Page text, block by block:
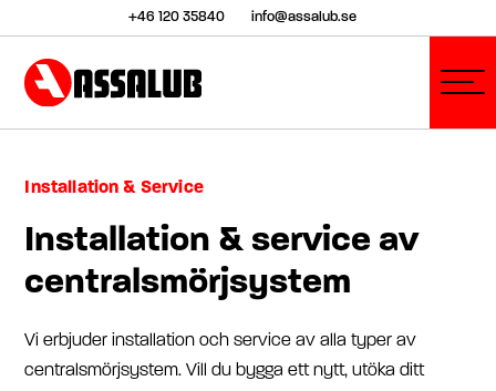
+46 120 35840 info@assalub.se
Installation & Service
Installation & service av
centralsmörjsystem
Vi erbjuder installation och service av alla typer av
centralsmörjsystem. Vill du bygga ett nytt, utöka ditt